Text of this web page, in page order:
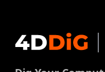
중복 파일 제거
이용약권
문의